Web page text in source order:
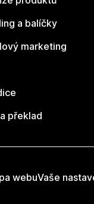
a balíčky
marketing
překlad
webuVaše